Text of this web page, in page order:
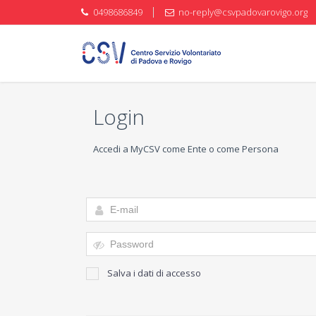
0498686849 no-reply@csvpadovarovigo.org
Login
Accedi a MyCSV come Ente o come Persona
Salva i dati di accesso